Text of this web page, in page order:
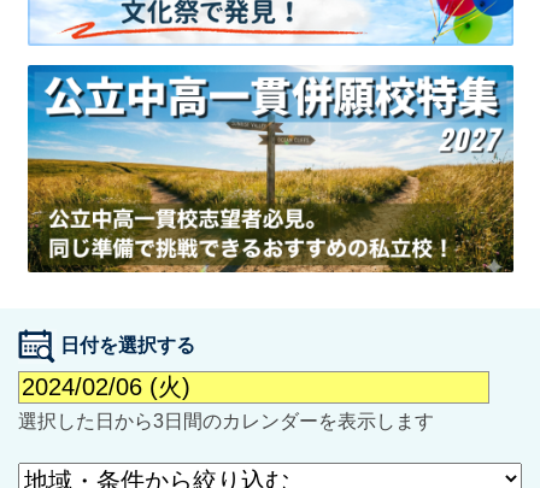
最近見た学校
学校閲覧履歴はありません
ブックマークした学校
ブックマークした学校はありません
日付を選択する
選択した日から3日間のカレンダーを表示します